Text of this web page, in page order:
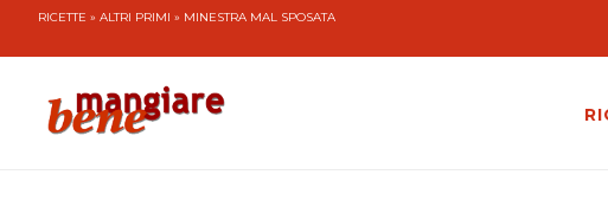
RICETTE » ALTRI PRIMI » MINESTRA MAL SPOSATA